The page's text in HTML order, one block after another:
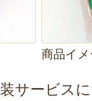
商品イ
サービス